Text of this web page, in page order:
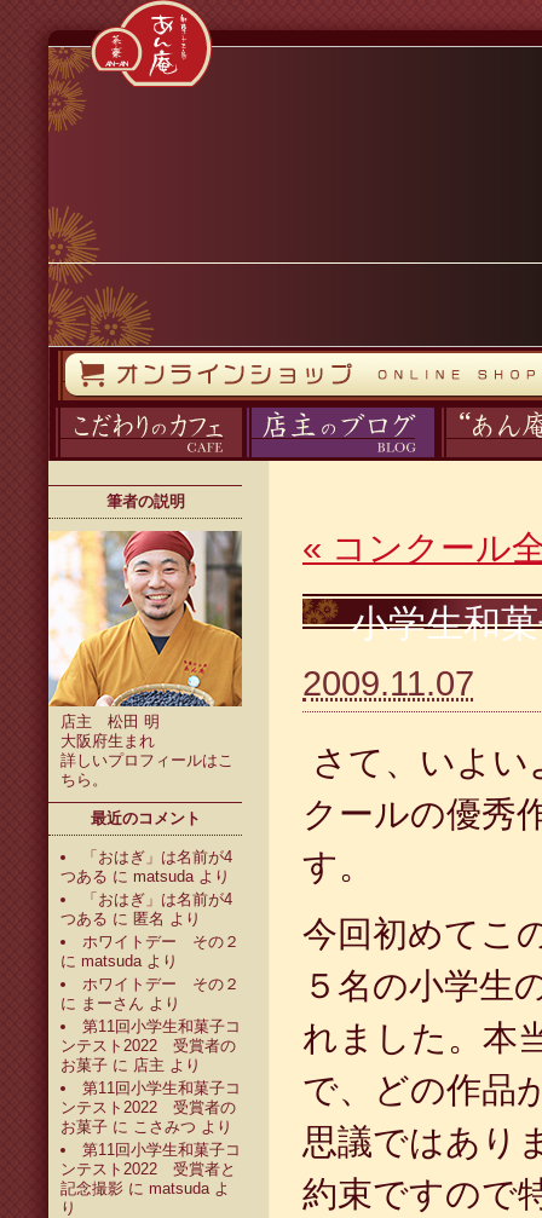
筆者の説明
店主 松田 明
大阪府生まれ
詳しいプロフィールはこ
ちら 。
最近のコメント
「おはぎ」は名前が4
つある に matsudaより
「おはぎ」は名前が4
つある に 匿名 より
ホワイトデー その２
に matsudaより
ホワイトデー その２
に まーさん より
第11回小学生和菓子コ
ンテスト2022 受賞者の
お菓子 に 店主 より
第11回小学生和菓子コ
ンテスト2022 受賞者の
お菓子 に こさみつ より
第11回小学生和菓子コ
ンテスト2022 受賞者と
記念撮影 に matsudaよ
り
« コンクール
小学生和
2009.11.07
さて、いよい
クールの優秀
す。
今回初めてこ
５名の小学生
れました。本
で、どの作品
思議ではあり
約束ですので